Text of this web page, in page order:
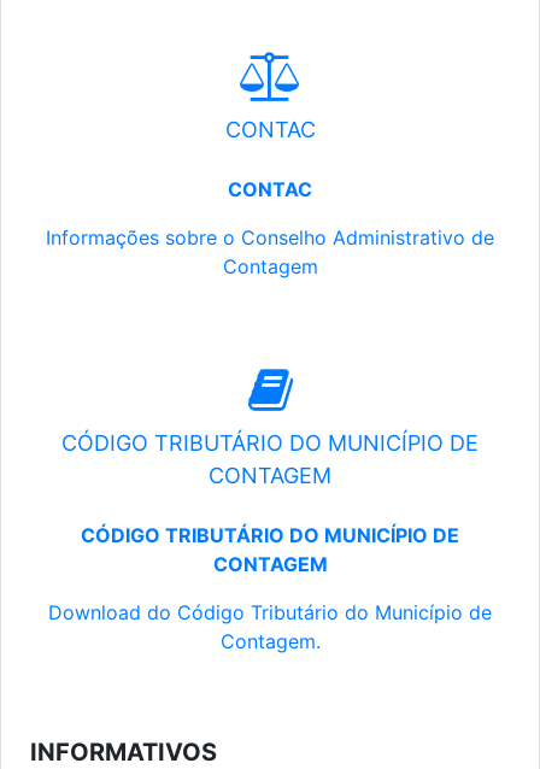
CONTAC
CONTAC
Informações sobre o Conselho Administrativo de
Contagem
CÓDIGO TRIBUTÁRIO DO MUNICÍPIO DE
CONTAGEM
CÓDIGO TRIBUTÁRIO DO MUNICÍPIO DE
CONTAGEM
Download do Código Tributário do Município de
Contagem.
INFORMATIVOS